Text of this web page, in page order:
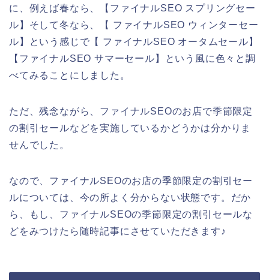
に、例えば春なら、【ファイナルSEO スプリングセー
ル】そして冬なら、【 ファイナルSEO ウィンターセー
ル】という感じで【 ファイナルSEO オータムセール】
【ファイナルSEO サマーセール】という風に色々と調
べてみることにしました。
ただ、残念ながら、ファイナルSEOのお店で季節限定
の割引セールなどを実施しているかどうかは分かりま
せんでした。
なので、ファイナルSEOのお店の季節限定の割引セー
ルについては、今の所よく分からない状態です。だか
ら、もし、ファイナルSEOの季節限定の割引セールな
どをみつけたら随時記事にさせていただきます♪